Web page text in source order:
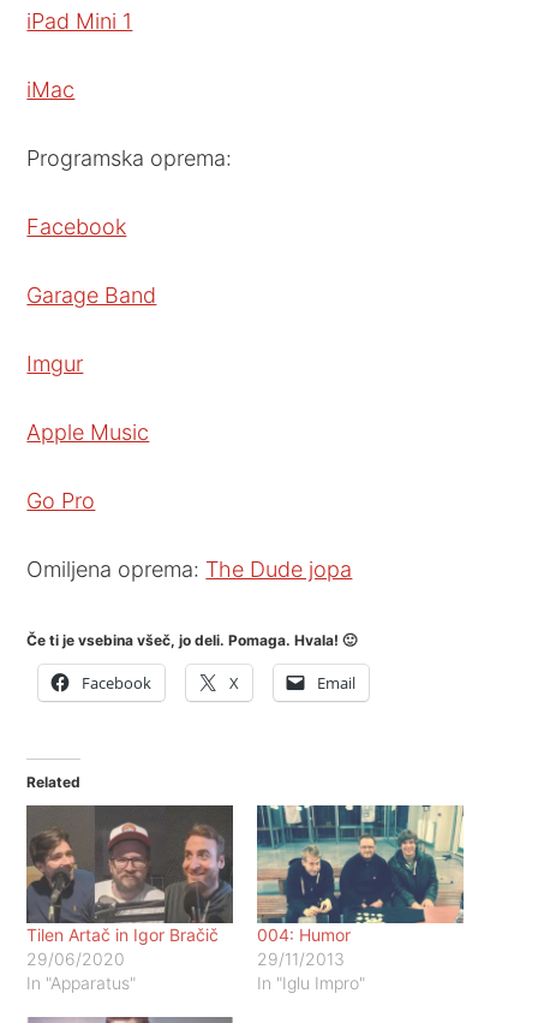
iPad Mini 1
iMac
Programska oprema:
Facebook
Garage Band
Imgur
Apple Music
Go Pro
Omiljena oprema: The Dude jopa
Če ti je vsebina všeč, jo deli. Pomaga. Hvala! 🙂
Facebook X Email
Related
Tilen Artač in Igor Bračič
29/06/2020
In "Apparatus"
004: Humor
29/11/2013
In "Iglu Impro"